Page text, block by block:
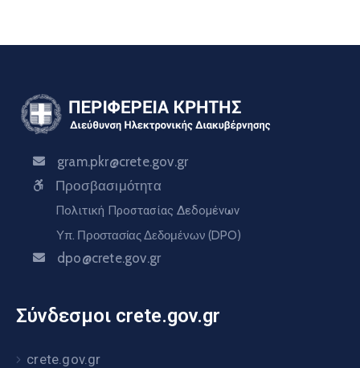
gram.pkr@crete.gov.gr
Προσβασιμότητα
Πολιτική Προστασίας Δεδομένων
Υπ. Προστασίας Δεδομένων (DPO)
dpo@crete.gov.gr
Σύνδεσμοι crete.gov.gr
crete.gov.gr